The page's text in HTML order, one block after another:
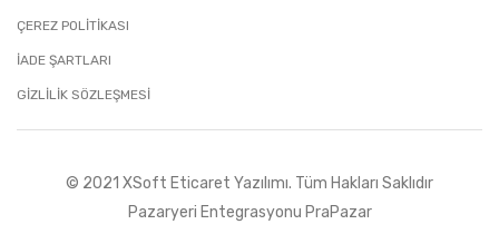
ÇEREZ POLİTİKASI
İADE ŞARTLARI
GIZLILIK SÖZLEŞMESI
© 2021 XSoft Eticaret Yazılımı. Tüm Hakları Saklıdır
Pazaryeri Entegrasyonu PraPazar